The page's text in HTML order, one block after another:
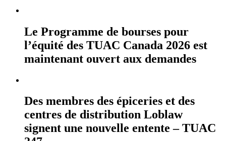
Le Programme de bourses pour
l’équité des TUAC Canada 2026 est
maintenant ouvert aux demandes
Des membres des épiceries et des
centres de distribution Loblaw
signent une nouvelle entente – TUAC